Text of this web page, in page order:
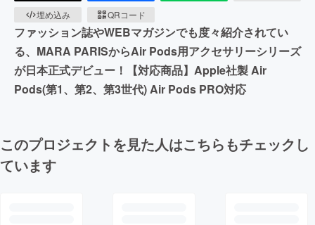
埋め込み
QRコード
ファッション誌やWEBマガジンでも度々紹介されてい
る、MARA PARISからAir Pods用アクセサリーシリーズ
が日本正式デビュー！【対応商品】Apple社製 Air
Pods(第1、第2、第3世代) Air Pods PRO対応
このプロジェクトを見た人はこちらもチェックし
ています